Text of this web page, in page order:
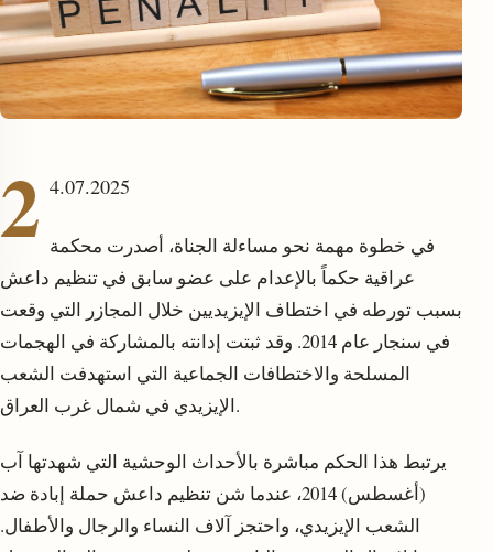
2 4.07.2025
في خطوة مهمة نحو مساءلة الجناة، أصدرت محكمة
عراقية حكماً بالإعدام على عضو سابق في تنظيم داعش
بسبب تورطه في اختطاف الإيزيديين خلال المجازر التي وقعت
في سنجار عام 2014. وقد ثبتت إدانته بالمشاركة في الهجمات
المسلحة والاختطافات الجماعية التي استهدفت الشعب
الإيزيدي في شمال غرب العراق.
يرتبط هذا الحكم مباشرة بالأحداث الوحشية التي شهدتها آب
(أغسطس) 2014، عندما شن تنظيم داعش حملة إبادة ضد
الشعب الإيزيدي، واحتجز آلاف النساء والرجال والأطفال.